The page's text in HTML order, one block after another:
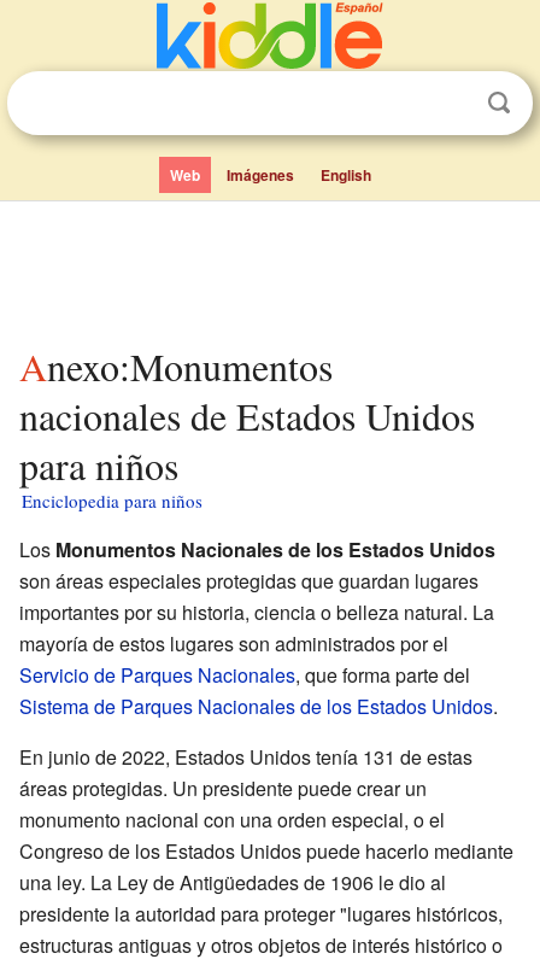
Web Imágenes English
Anexo:Monumentos
nacionales de Estados Unidos
para niños
Enciclopedia para niños
Los Monumentos Nacionales de los Estados Unidos
son áreas especiales protegidas que guardan lugares
importantes por su historia, ciencia o belleza natural. La
mayoría de estos lugares son administrados por el
Servicio de Parques Nacionales, que forma parte del
Sistema de Parques Nacionales de los Estados Unidos.
En junio de 2022, Estados Unidos tenía 131 de estas
áreas protegidas. Un presidente puede crear un
monumento nacional con una orden especial, o el
Congreso de los Estados Unidos puede hacerlo mediante
una ley. La Ley de Antigüedades de 1906 le dio al
presidente la autoridad para proteger "lugares históricos,
estructuras antiguas y otros objetos de interés histórico o